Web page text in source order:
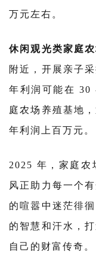
万元左右。
休闲观光类家庭农
附近，开展亲子
年利润可能在 30
庭农场养殖基地
年利润上百万元。
2025 年，家庭农
风正助力每一个
的喧嚣中迷茫徘
的智慧和汗水，
自己的财富传奇。